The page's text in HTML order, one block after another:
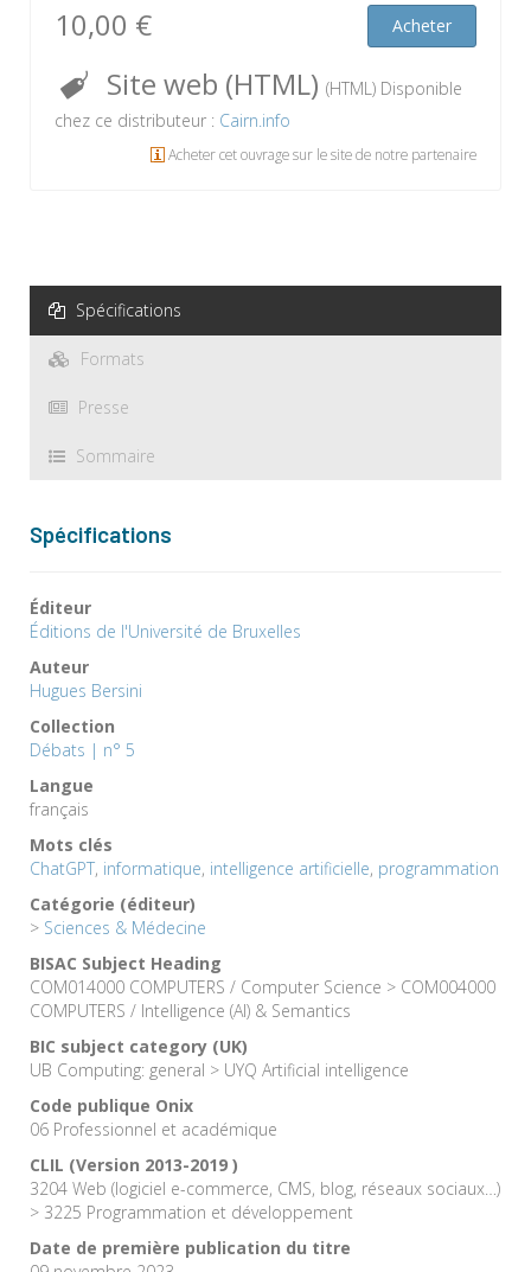
10,00 €
Acheter
Site web (HTML) (HTML) Disponible
chez ce distributeur : Cairn.info
Acheter cet ouvrage sur le site de notre partenaire
Spécifications
Formats
Presse
Sommaire
Spécifications
Éditeur
Éditions de l'Université de Bruxelles
Auteur
Hugues Bersini
Collection
Débats | n° 5
Langue
français
Mots clés
ChatGPT, informatique, intelligence artificielle, programmation
Catégorie (éditeur)
> Sciences & Médecine
BISAC Subject Heading
COM014000 COMPUTERS / Computer Science > COM004000
COMPUTERS / Intelligence (AI) & Semantics
BIC subject category (UK)
UB Computing: general > UYQ Artificial intelligence
Code publique Onix
06 Professionnel et académique
CLIL (Version 2013-2019 )
3204 Web (logiciel e-commerce, CMS, blog, réseaux sociaux…)
> 3225 Programmation et développement
Date de première publication du titre